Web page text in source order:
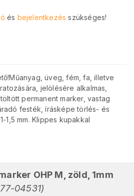
és bejelentkezés szükséges!
üveg, fém, fa, illetve
jelölésére alkalmas,
permanent marker, vastag
festék, írásképe törlés- és
1,5 mm. Klippes kupakkal
OHP M, zöld, 1mm
04531)